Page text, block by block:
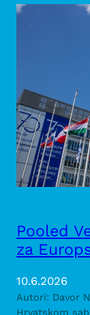
Pooled
za
10.6.2026
Autori: Davor
Hrvatskom